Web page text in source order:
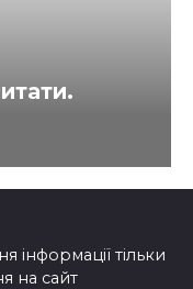
інформації тільки
на сайт